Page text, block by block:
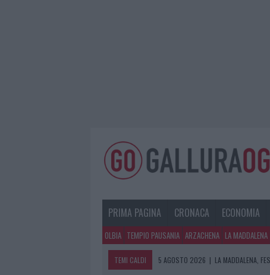
PRIMA PAGINA CRONACA ECONOMIA
OLBIA TEMPIO PAUSANIA ARZACHENA LA MADDALENA
TEMI CALDI 5 AGOSTO 2026 | LA MADDALENA,